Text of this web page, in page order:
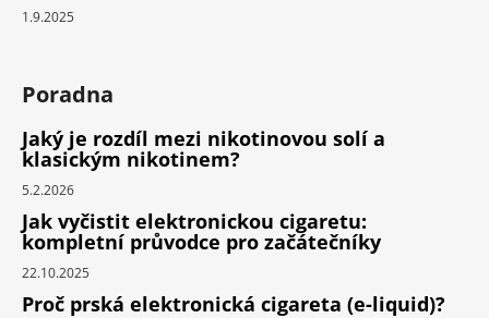
1.9.2025
Poradna
Jaký je rozdíl mezi nikotinovou solí a
klasickým nikotinem?
5.2.2026
Jak vyčistit elektronickou cigaretu:
kompletní průvodce pro začátečníky
22.10.2025
Proč prská elektronická cigareta (e-liquid)?